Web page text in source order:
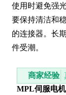
使用时避免强
要保持清洁和
的连接器。长
件受潮。
商家经验
MPL伺服电